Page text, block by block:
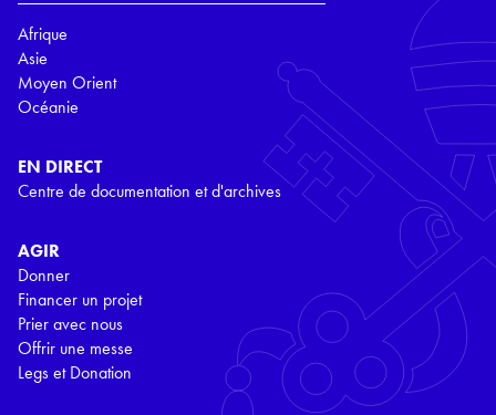
Afrique
Asie
Moyen Orient
Océanie
EN DIRECT
Centre de documentation et d'archives
AGIR
Donner
Financer un projet
Prier avec nous
Offrir une messe
Legs et Donation